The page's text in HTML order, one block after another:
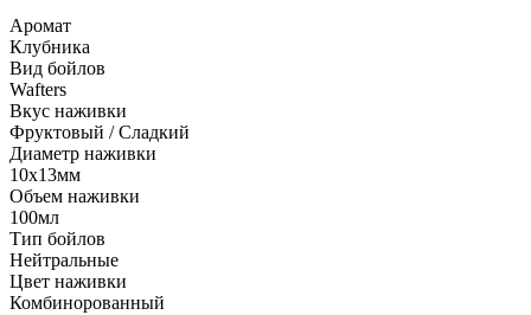
Аромат
Клубника
Вид бойлов
Wafters
Вкус наживки
Фруктовый / Сладкий
Диаметр наживки
10х13мм
Объем наживки
100мл
Тип бойлов
Нейтральные
Цвет наживки
Комбинорованный